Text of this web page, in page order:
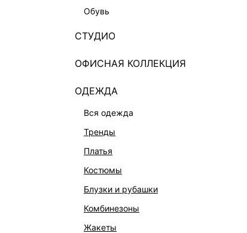
обувь
СТУДИО
ОФИСНАЯ КОЛЛЕКЦИЯ
ОДЕЖДА
вся одежда
тренды
платья
костюмы
блузки и рубашки
комбинезоны
жакеты